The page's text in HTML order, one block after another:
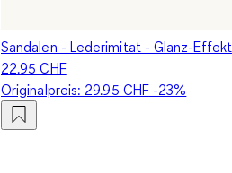
Sandalen - Lederimitat - Glanz-Effekt
22.95 CHF
Originalpreis: 29.95 CHF-23%